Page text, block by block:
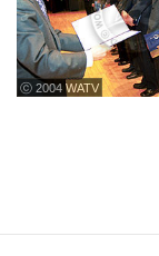
ⓒ 2004 WATV